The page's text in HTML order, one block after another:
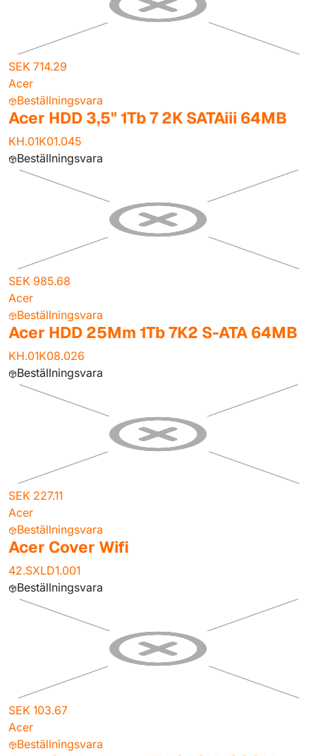
SEK 714.29
Acer
Beställningsvara
Acer HDD 3,5" 1Tb 7 2K SATAiii 64MB
KH.01K01.045
Beställningsvara
SEK 985.68
Acer
Beställningsvara
Acer HDD 25Mm 1Tb 7K2 S-ATA 64MB
KH.01K08.026
Beställningsvara
SEK 227.11
Acer
Beställningsvara
Acer Cover Wifi
42.SXLD1.001
Beställningsvara
SEK 103.67
Acer
Beställningsvara